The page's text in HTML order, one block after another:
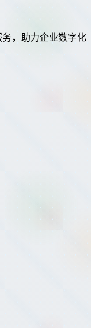
，助力企业数字化